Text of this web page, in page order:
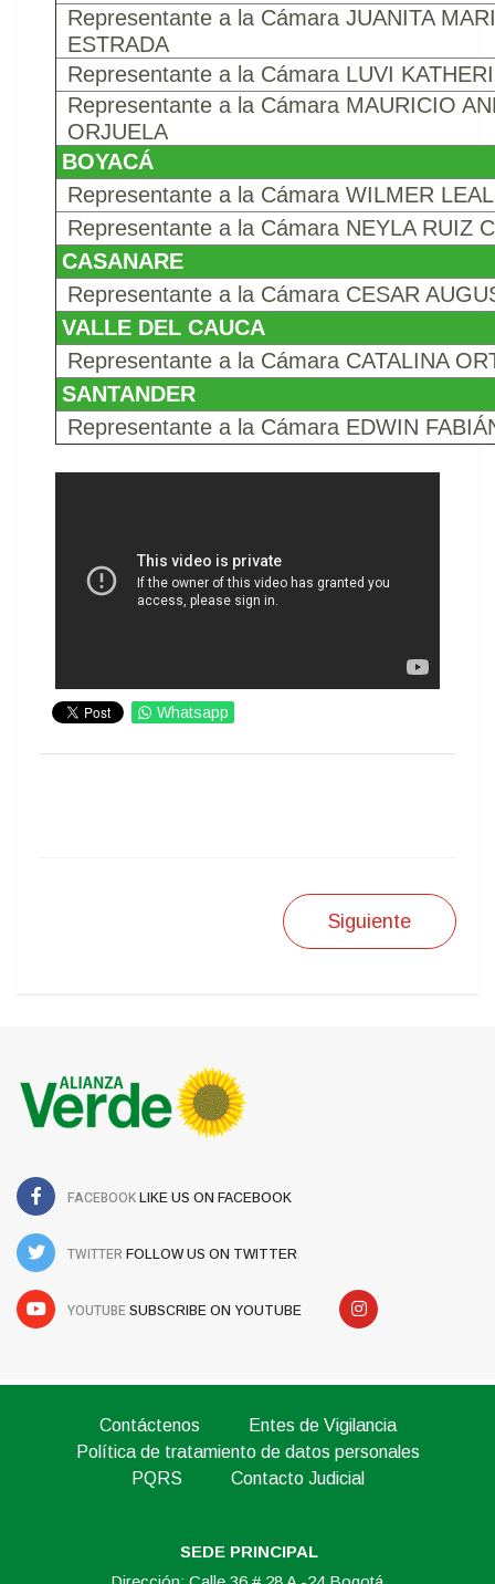
Representante a la Cámara JUANITA
ESTRADA
Representante a la Cámara LUVI
Representante a la Cámara MAURICIO
ORJUELA
BOYACÁ
Representante a la Cámara WILMER
Representante a la Cámara NEYLA RUIZ
CASANARE
Representante a la Cámara CESAR
VALLE DEL CAUCA
Representante a la Cámara CATALINA
SANTANDER
Representante a la Cámara EDWIN
Whatsapp
Siguiente
FACEBOOK LIKE US ON FACEBOOK
TWITTER FOLLOW US ON TWITTER
YOUTUBE SUBSCRIBE ON YOUTUBE
Contáctenos
Entes de Vigilancia
Política de tratamiento de datos personales
PQRS
Contacto Judicial
SEDE PRINCIPAL